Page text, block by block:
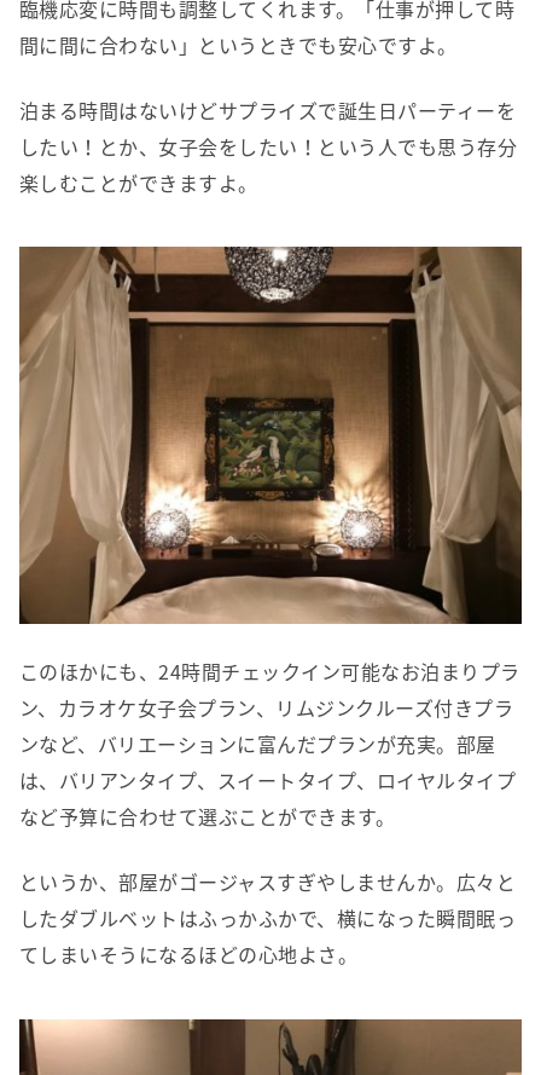
臨機応変に時間も調整してくれます。「仕事が押して時
間に間に合わない」というときでも安心ですよ。
泊まる時間はないけどサプライズで誕生日パーティーを
したい！とか、女子会をしたい！という人でも思う存分
楽しむことができますよ。
このほかにも、24時間チェックイン可能なお泊まりプラ
ン、カラオケ女子会プラン、リムジンクルーズ付きプラ
ンなど、バリエーションに富んだプランが充実。部屋
は、バリアンタイプ、スイートタイプ、ロイヤルタイプ
など予算に合わせて選ぶことができます。
というか、部屋がゴージャスすぎやしませんか。広々と
したダブルベットはふっかふかで、横になった瞬間眠っ
てしまいそうになるほどの心地よさ。